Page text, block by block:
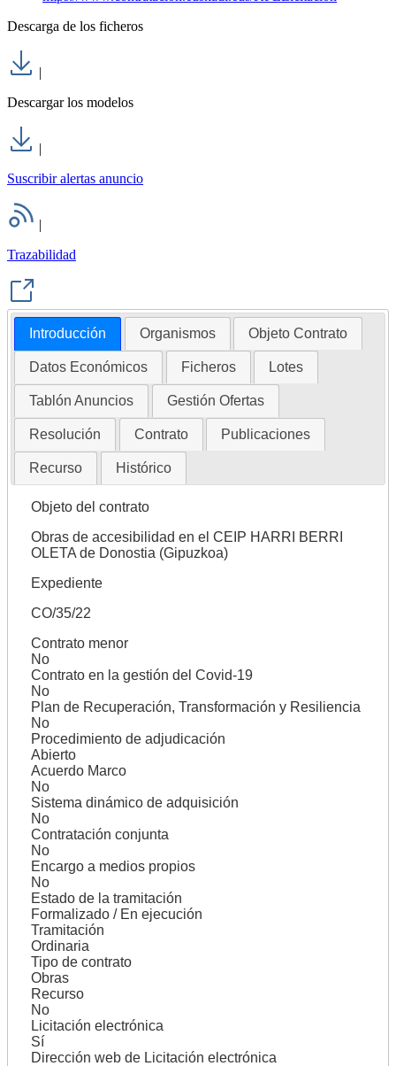
Descarga de los ficheros
|
Descargar los modelos
|
Suscribir alertas anuncio
|
Trazabilidad
Introducción Organismos Objeto Contrato
Datos Económicos Ficheros Lotes
Tablón Anuncios Gestión Ofertas
Resolución Contrato Publicaciones
Recurso Histórico
Objeto del contrato
Obras de accesibilidad en el CEIP HARRI BERRI
OLETA de Donostia (Gipuzkoa)
Expediente
CO/35/22
Contrato menor
No
Contrato en la gestión del Covid-19
No
Plan de Recuperación, Transformación y Resiliencia
No
Procedimiento de adjudicación
Abierto
Acuerdo Marco
No
Sistema dinámico de adquisición
No
Contratación conjunta
No
Encargo a medios propios
No
Estado de la tramitación
Formalizado / En ejecución
Tramitación
Ordinaria
Tipo de contrato
Obras
Recurso
No
Licitación electrónica
Sí
Dirección web de Licitación electrónica